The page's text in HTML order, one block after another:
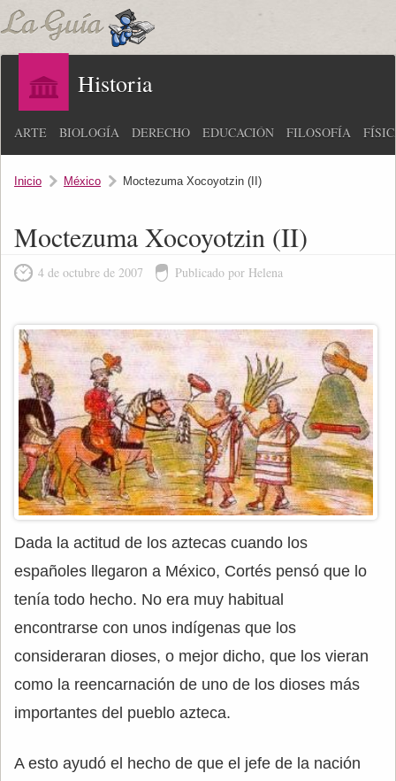
Historia
ARTE BIOLOGÍA DERECHO EDUCACIÓN FILOSOFÍA
Inicio México Moctezuma Xocoyotzin (II)
Moctezuma Xocoyotzin (II)
4 de octubre de 2007 Publicado por Helena
Dada la actitud de los aztecas cuando los
españoles llegaron a México, Cortés pensó que lo
tenía todo hecho. No era muy habitual
encontrarse con unos indígenas que los
consideraran dioses, o mejor dicho, que los vieran
como la reencarnación de uno de los dioses más
importantes del pueblo azteca.
A esto ayudó el hecho de que el jefe de la nación